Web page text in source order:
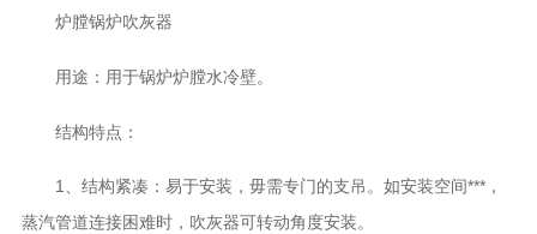
炉膛锅炉吹灰器
用途：用于锅炉炉膛水冷壁。
结构特点：
1、结构紧凑：易于安装，毋需专门的支吊。如安装空间***，
蒸汽管道连接困难时，吹灰器可转动角度安装。